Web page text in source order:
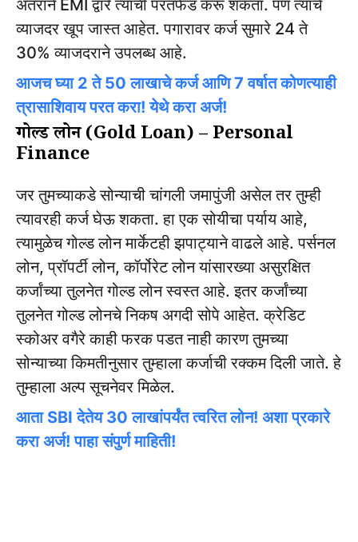
अंतराने EMI द्वारे त्याची परतफेड करू शकता. पण त्याचे
व्याजदर खूप जास्त आहेत. पगारावर कर्ज सुमारे 24 ते
30% व्याजदराने उपलब्ध आहे.
आजच घ्या 2 ते 50 लाखाचे कर्ज आणि 7 वर्षात कोणत्याही
त्रासाशिवाय परत करा! येथे करा अर्ज!
गोल्‍ड लोन (Gold Loan) – Personal
Finance
जर तुमच्याकडे सोन्याची चांगली जमापुंजी असेल तर तुम्ही
त्यावरही कर्ज घेऊ शकता. हा एक सोयीचा पर्याय आहे,
त्यामुळेच गोल्ड लोन मार्केटही झपाट्याने वाढले आहे. पर्सनल
लोन, प्रॉपर्टी लोन, कॉर्पोरेट लोन यांसारख्या असुरक्षित
कर्जांच्या तुलनेत गोल्ड लोन स्वस्त आहे. इतर कर्जांच्या
तुलनेत गोल्ड लोनचे निकष अगदी सोपे आहेत. क्रेडिट
स्कोअर वगैरे काही फरक पडत नाही कारण तुमच्या
सोन्याच्या किमतीनुसार तुम्हाला कर्जाची रक्कम दिली जाते. हे
तुम्हाला अल्प सूचनेवर मिळेल.
आता SBI देतेय 30 लाखांपर्यंत त्वरित लोन! अशा प्रकारे
करा अर्ज! पाहा संपुर्ण माहिती!